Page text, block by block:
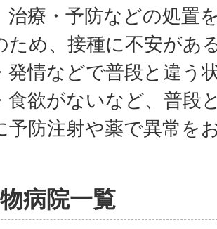
治療・予防などの処置
ため、接種に不安があ
発情などで普段と違う
食欲がないなど、普段
予防注射や薬で異常を
病院一覧